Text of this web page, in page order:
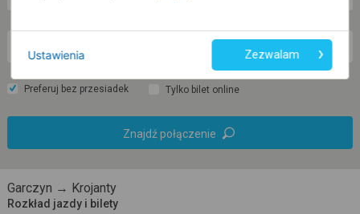
nd. 9 sie.
Preferuj bez przesiadek Tylko bilet online
Znajdź połączenie
Garczyn → Krojanty
Rozkład jazdy i bilety
Ustawienia Zezwalam